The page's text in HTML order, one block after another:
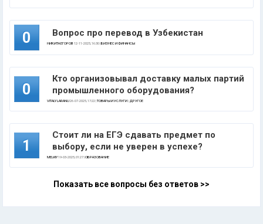
0 Вопрос про перевод в Узбекистан
НИКИТА ЕГОРОВ12-11-2025, 16:30 |БИЗНЕС И ФИНАНСЫ
0
Кто организовывал доставку малых партий
промышленного оборудования?
VITALY LARANU26-07-2025, 17:22 |ТОВАРЫ И УСЛУГИ/ ДРУГОЕ
1
Стоит ли на ЕГЭ сдавать предмет по
выбору, если не уверен в успехе?
MELKIY19-03-2025, 01:27 |ОБРАЗОВАНИЕ
Показать все вопросы без ответов >>